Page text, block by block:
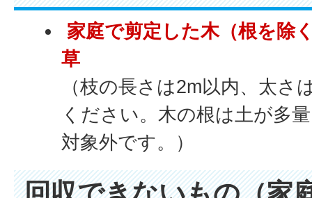
家庭で剪定した木（根を除
草
（枝の長さは2m以内、太さ
ください。木の根は土が多
対象外です。）